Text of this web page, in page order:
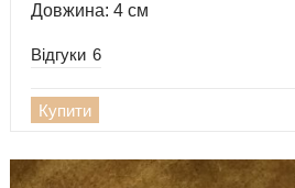
Довжина: 4 см
Відгуки 6
Купити